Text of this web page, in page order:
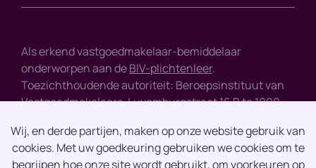
Als erkend vastgoedmakelaar-bemiddelaar
onderworpen aan deBIV-plichtenleer.
Toezichthoudende autoriteit: Beroepsinstituut van
Vastgoedmakelaars, Luxemburgstraat 16 B te 1000
Disclaimer
Wij, en derde partijen, maken op onze website gebruik van
cookies. Met uw goedkeuring gebruiken we cookies om te
begrijpen hoe onze site wordt gebruikt, om voorkeuren op